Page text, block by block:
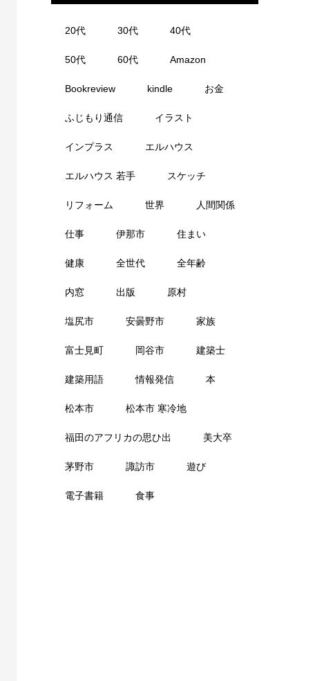
20代 30代 40代
50代 60代 Amazon
Bookreview kindle お金
ふじもり通信 イラスト
インプラス エルハウス
エルハウス 若手 スケッチ
リフォーム 世界 人間関係
仕事 伊那市 住まい
健康 全世代 全年齢
内窓 出版 原村
塩尻市 安曇野市 家族
富士見町 岡谷市 建築士
建築用語 情報発信 本
松本市 松本市 寒冷地
福田のアフリカの思ひ出 美大卒
茅野市 諏訪市 遊び
電子書籍 食事